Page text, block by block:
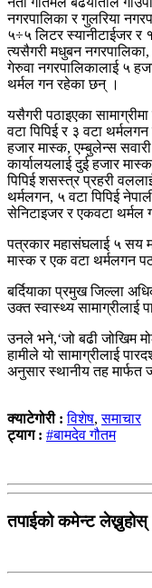
नगरपालिका र गुलरिया
५÷५ लिटर स्यानीटाईजर र
त्यसैगरी मधुबन नगरपालिका,
गेरुवा नगरपालिकालाई ५
थर्मल गन रहेका छन् ।
यसैगरी पठाइएका
वटा पिपिई र ३ वटा
हजार मास्क, एम्बुलेन्स
कार्यालयलाई दुई हजार
पिपिई शसस्त्र प्रहरी
थर्मलगन, ५ वटा पिपिई
सेनिटाइजर र एकवटा थर्मल
पत्रकार महासंघलाई ५ सय
मास्क र एक वटा थर्मलगन
बर्दियाका प्रमुख जिल्ला
उक्त स्वास्थ्य सामाग्रीलाई
उनले भने,‘जो बढी जोखिम
हामीले यो सामाग्रीलाई
अनुसार स्थानीय तह मार्फत
क्याटेगोरी :विशेष,समाचार
ट्याग : #बामदेव गौतम
तपाईको कमेन्ट लेख्नुहोस्